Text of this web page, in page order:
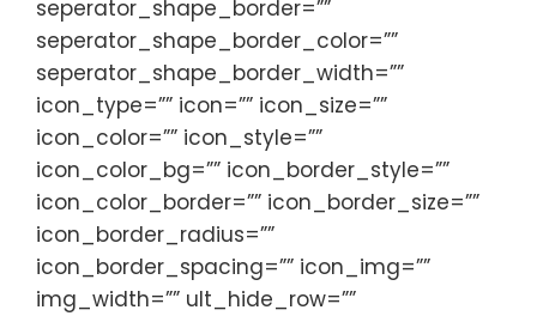
seperator_shape_border=””
seperator_shape_border_color=””
seperator_shape_border_width=””
icon_type=”” icon=”” icon_size=””
icon_color=”” icon_style=””
icon_color_bg=”” icon_border_style=””
icon_color_border=”” icon_border_size=””
icon_border_radius=””
icon_border_spacing=”” icon_img=””
img_width=”” ult_hide_row=””